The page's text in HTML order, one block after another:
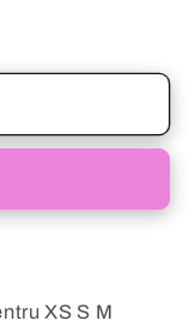
XS S M